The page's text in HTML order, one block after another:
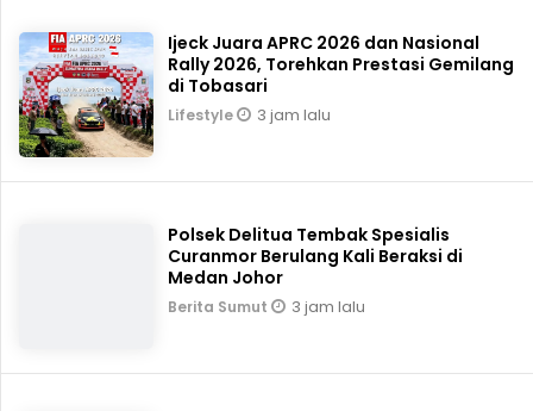
Ijeck Juara APRC 2026 dan Nasional
Rally 2026, Torehkan Prestasi Gemilang
di Tobasari
Lifestyle 3 jam lalu
Polsek Delitua Tembak Spesialis
Curanmor Berulang Kali Beraksi di
Medan Johor
Berita Sumut 3 jam lalu